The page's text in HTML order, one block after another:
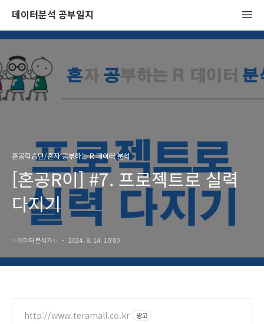
데이터분석 공부일지
혼공학습단/혼자 공부하는 R 데이터 분석
[혼공R이] #7. 프로젝트로 실력
다지기
✨️데이터분석가✨️ 2024. 8. 14. 10:00
http://www.teramall.co.kr 광고